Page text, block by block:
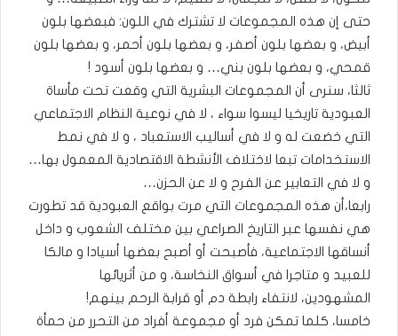
حتى إن هذه المجموعات لا تشترك في اللون: فبعضها بلون
أبيض، و بعضها بلون أصفر، و بعضها بلون أحمر، و بعضها بلون
قمحي، و بعضها بلون بني… و بعضها بلون أسود !
ثالثا، سنرى أن المجموعات البشرية التي وقعت تحت مأساة
العبودية تاريخيا ليسوا سواء ، لا في نوعية النظام الاجتماعي
التي خضعت له و لا في أساليب الاستعباد ، و لا في نمط
الاستخدامات تبعا لاختلاف الأنشطة الاقتصادية المعمول بها…
و لا في التعابير عن الفرح و لا عن الحزن…
رابعا،أن هذه المجموعات التي مرت بواقع العبودية قد تطورت
هي نفسها عبر التاريخ الصراعي بين مختلف الشعوب و داخل
أنساقها الاجتماعية، فأصبحت أو أصبح بعضها أسيادا و مالكا
للعبيد و متاجرا في أسواق النخاسة، و من أثريائها
المشهودين، لانتفاء رابطة دم أو قرابة الرحم بينهم!
خامسا، كلما تمكن فرد أو مجموعة أفراد من التحرر من حمأة